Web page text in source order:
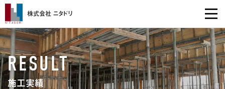
株式会社 ニタドリ
RESULT
施工実績